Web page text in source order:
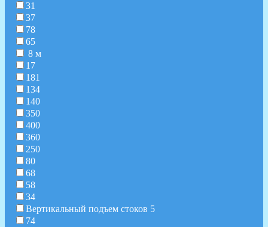
31
37
78
65
8 м
17
181
134
140
350
400
360
250
80
68
58
34
Вертикальный подъем стоков 5
74